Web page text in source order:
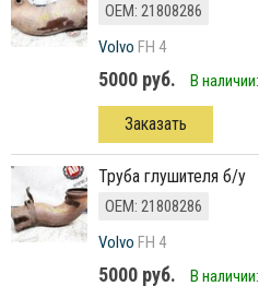
ОЕМ: 21808286
Volvo FH 4
5000 руб. В наличии:
Заказать
труба глушителя б/у
ОЕМ: 21808286
Volvo FH 4
5000 руб. В наличии: